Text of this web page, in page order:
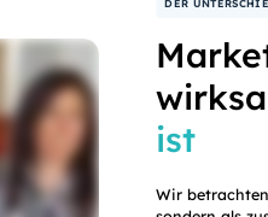
DER
ist
Wir